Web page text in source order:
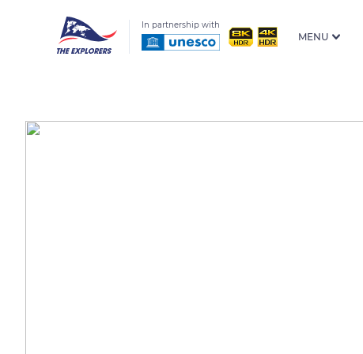
In partnership with
MENU